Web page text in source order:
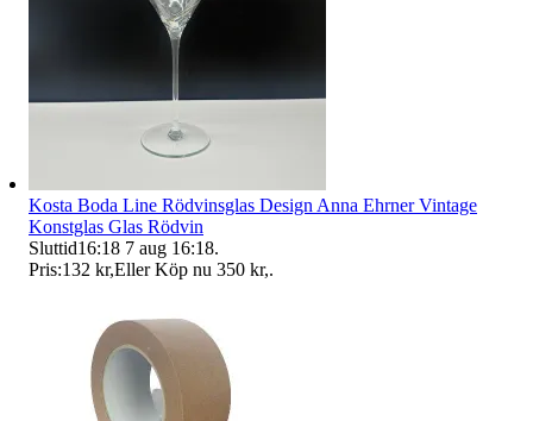
Kosta Boda Line Rödvinsglas Design Anna Ehrner Vintage
Konstglas Glas Rödvin
Sluttid16:18 7 aug 16:18.
Pris:132 kr,Eller Köp nu 350 kr,.